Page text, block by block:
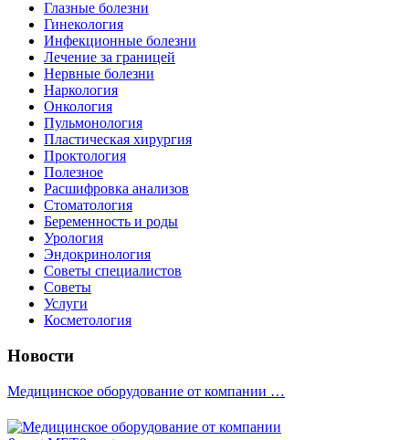
Глазные болезни
Гинекология
Инфекционные болезни
Лечение за границей
Нервные болезни
Наркология
Онкология
Пульмонология
Пластическая хирургия
Проктология
Полезное
Расшифровка анализов
Стоматология
Беременность и роды
Урология
Эндокринология
Советы специалистов
Советы
Услуги
Косметология
Новости
Медицинское оборудование от компании …